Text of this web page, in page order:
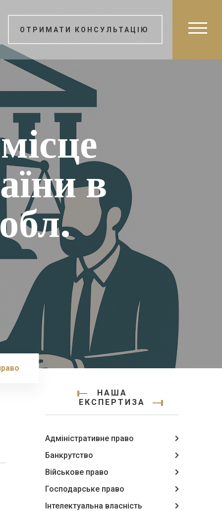
ОТРИМАТИ КОНСУЛЬТАЦІЮ
в
НАША
ЕКСПЕРТИЗА
Адміністративне право
Банкрутство
Військове право
Господарське право
Інтелектуальна власність